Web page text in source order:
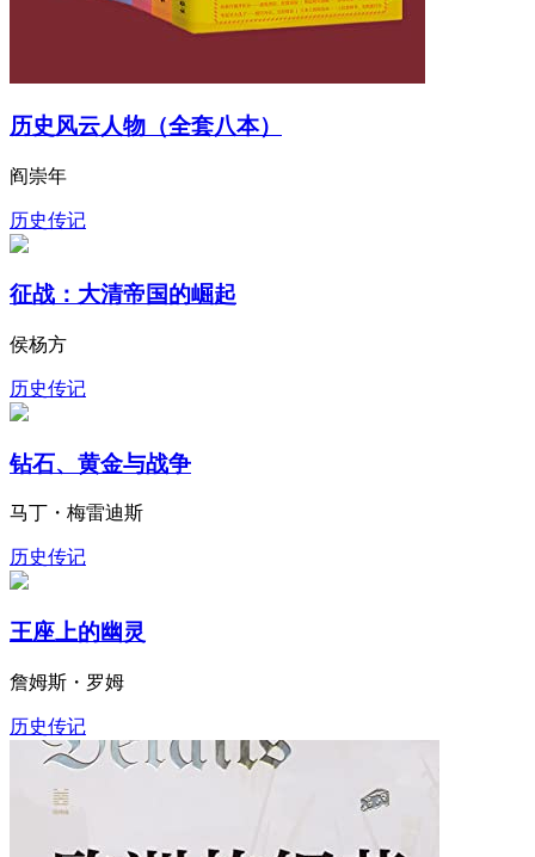
历史风云人物（全套八本）
阎崇年
历史传记
征战：大清帝国的崛起
侯杨方
历史传记
钻石、黄金与战争
马丁・梅雷迪斯
历史传记
王座上的幽灵
詹姆斯・罗姆
历史传记